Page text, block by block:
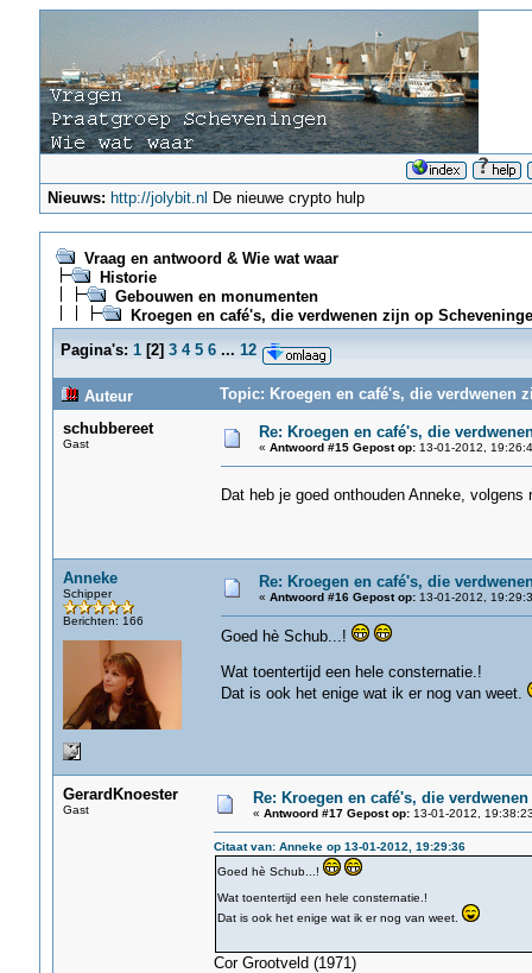
Nieuws: http://jolybit.nl De nieuwe crypto hulp
Vraag en antwoord & Wie wat waar
Historie
Gebouwen en monumenten
Kroegen en café's, die verdwenen zijn op
Pagina's: 1[2] 3 4 5 6 ... 12
Auteur
Topic: Kroegen en café's, die verdwenen
schubbereet
Gast
Re: Kroegen en café's, die
« Antwoord #15 Gepost op:13-01-2012,
Dat heb je goed onthouden Anneke,
Anneke
Schipper
Berichten: 166
Re: Kroegen en café's, die
« Antwoord #16 Gepost op:13-01-2012,
Goed hè Schub...!
Wat toentertijd een hele consternatie.!
Dat is ook het enige wat ik er nog van weet.
GerardKnoester
Gast
Re: Kroegen en café's, die
« Antwoord #17 Gepost op:13-01-2012,
Citaat van: Anneke op 13-01-2012, 19:29:36
Goed hè Schub...!
Wat toentertijd een hele consternatie.!
Dat is ook het enige wat ik er nog van weet.
Cor Grootveld (1971)